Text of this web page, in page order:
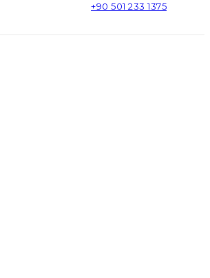
+90 501 233 1375